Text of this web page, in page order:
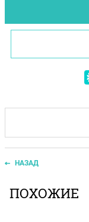
НАЗАД
ПОХОЖИЕ